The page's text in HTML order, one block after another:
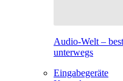
Audio-Welt –
unterwegs
Eingabegeräte